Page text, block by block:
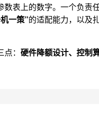
表上的数字。一个负
一策”的适配能力，以及
： 硬件降额设计、控制